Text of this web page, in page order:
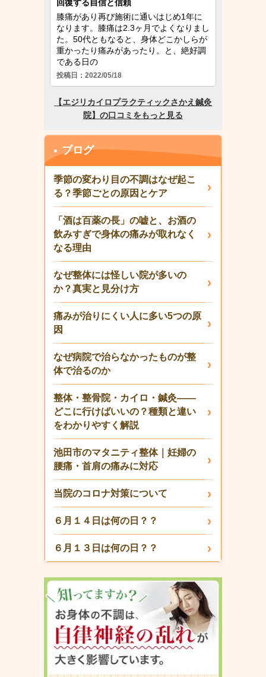
ブログ
季節の変わり目の不調はなぜ起こ
る？季節ごとの原因とケア
「酒は百薬の長」の嘘と、お酒の
飲みすぎで身体の痛みが取れなく
なる理由
なぜ整体には怪しい院が多いの
か？真実と見分け方
痛みが治りにくい人に多い5つの原
因
なぜ病院で治らなかったものが整
体で治るのか
整体・整骨院・カイロ・鍼灸——
どこに行けばいいの？種類と違い
をわかりやすく解説
池田市のマタニティ整体｜妊婦の
腰痛・首肩の痛みに対応
当院のコロナ対策について
６月１４日は何の日？？
６月１３日は何の日？？